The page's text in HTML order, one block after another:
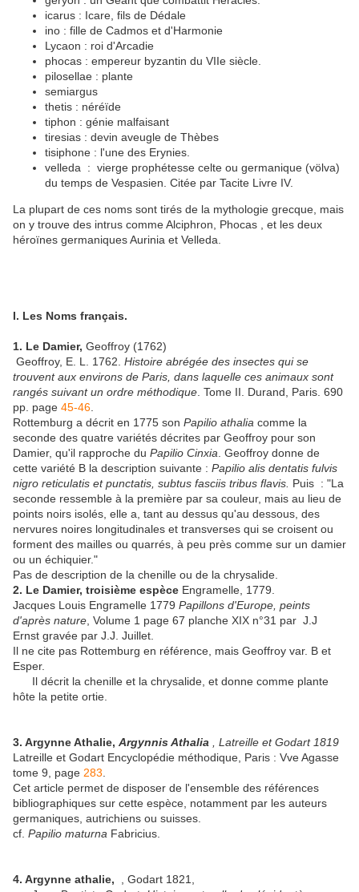
icarus : Icare, fils de Dédale
ino : fille de Cadmos et d'Harmonie
Lycaon : roi d'Arcadie
phocas : empereur byzantin du VIIe siècle.
pilosellae : plante
semiargus
thetis : néréïde
tiphon : génie malfaisant
tiresias : devin aveugle de Thèbes
tisiphone : l'une des Erynies.
velleda : vierge prophétesse celte ou germanique (völva)
du temps de Vespasien. Citée par Tacite Livre IV.
La plupart de ces noms sont tirés de la mythologie grecque, mais
on y trouve des intrus comme Alciphron, Phocas , et les deux
héroïnes germaniques Aurinia et Velleda.
I. Les Noms français.
1. Le Damier, Geoffroy (1762)
Geoffroy, E. L. 1762. Histoire abrégée des insectes qui se
trouvent aux environs de Paris, dans laquelle ces animaux sont
rangés suivant un ordre méthodique . Tome II. Durand, Paris. 690
pp. page 45-46
Rottemburg a décrit en 1775 son Papilio athalia comme la
seconde des quatre variétés décrites par Geoffroy pour son
Damier, qu'il rapproche du Papilio Cinxia . Geoffroy donne de
cette variété B la description suivante : Papilio alis dentatis fulvis
nigro reticulatis et punctatis, subtus fasciis tribus flavis. Puis : "La
seconde ressemble à la première par sa couleur, mais au lieu de
points noirs isolés, elle a, tant au dessus qu'au dessous, des
nervures noires longitudinales et transverses qui se croisent ou
forment des mailles ou quarrés, à peu près comme sur un damier
ou un échiquier."
Pas de description de la chenille ou de la chrysalide.
2. Le Damier, troisième espèce Engramelle, 1779.
Jacques Louis Engramelle 1779 Papillons d'Europe, peints
d'après nature , Volume 1 page 67 planche XIX n°31 par J.J
Ernst gravée par J.J. Juillet.
Il ne cite pas Rottemburg en référence, mais Geoffroy var. B et
Esper.
Il décrit la chenille et la chrysalide, et donne comme plante
hôte la petite ortie.
3. Argynne Athalie, Argynnis Athalia
, Latreille et Godart 1819
Latreille et Godart Encyclopédie méthodique, Paris : Vve Agasse
tome 9, page 283
Cet article permet de disposer de l'ensemble des références
bibliographiques sur cette espèce, notamment par les auteurs
germaniques, autrichiens ou suisses.
cf. Papilio maturna Fabricius.
4. Argynne athalie,
, Godart 1821,